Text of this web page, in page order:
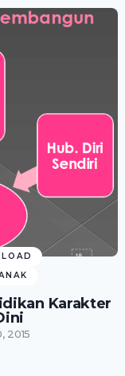
Karakter
2015